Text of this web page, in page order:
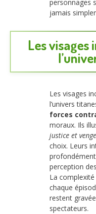
personnages
jamais
Les visages
Les visages
l’univers
forces
moraux. Ils
justice et
choix. Leurs
profondément
perception
La
chaque
restent
spectateurs.